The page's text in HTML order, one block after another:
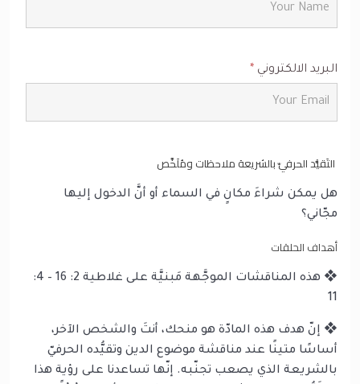
البريد الالكتروني *
التَقيُّد الحرفيّ بالشريعة ملاحظات ومُلَخَّص
هل يمكن شراءَ مكانٍ في السماء أو أنَّ الدخول إليها
مجّاني؟
أهداف الحلقات
❖ هذه المناقشات الموجَّهة مَبنيَّة على غلاطية 2: 16 – 4:
11
❖ إنّ هدف هذه المادّة هو منحك، أنتَ والشخص الآخر،
أساسًا متينًا عند مناقشة موضوع الدين وتقيُّده الحرفيّ
بالشريعة الذي يصعب تجنّبه. إنّها تساعدنا على رؤية هذا